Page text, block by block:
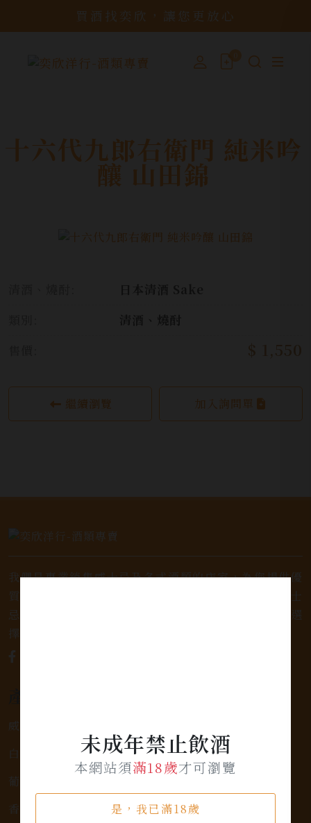
未成年禁止飲酒
本網站須滿18歲才可瀏覽
是，我已滿18歲
買酒找奕欣，讓您更放心
十六代九郎右衛門 純米吟
釀 山田錦
繼續瀏覽 加入詢問單
我們是專業銷售威士忌及各式酒類的店家，為您提供優
質的選擇和卓越的服務。不論您是熱愛品味經典的威士
忌，或者尋求一款特殊的葡萄酒，我們都有廣泛的選
擇，滿足您的個人口味和喜好。
威士忌
白蘭地
葡萄酒
香檳氣泡酒